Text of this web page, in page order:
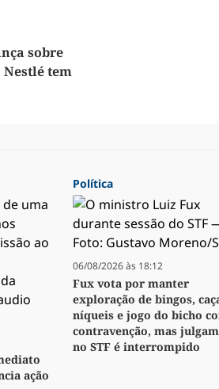
sobre
tem
ação
Política
06/08/2026 às 18:12
Fux vota por manter
exploração de bingos,
níqueis e jogo do bicho
contravenção, mas
no STF é interrompido